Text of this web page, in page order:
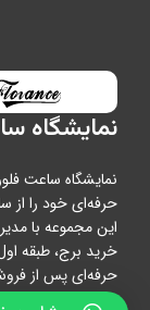
نمایشگاه
نمایشگاه ساعت
حرفه‌ای پس از